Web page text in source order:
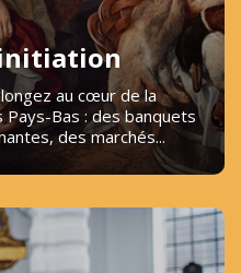
au cœur de la
Pays-Bas : des banquets
des marchés...